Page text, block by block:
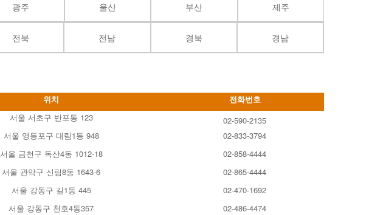
광주 울산 부산 제주
전북 전남 경북 경남
위치
전화번호
서울 서초구 반포동 123
02-590-2135
서울 영등포구 대림1동 948
02-833-3794
서울 금천구 독산4동 1012-18
02-858-4444
서울 관악구 신림8동 1643-6
02-865-4444
서울 강동구 길1동 445
02-470-1692
서울 강동구 천호4동357
02-486-4474